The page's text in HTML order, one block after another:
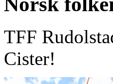
TFF
Cister!